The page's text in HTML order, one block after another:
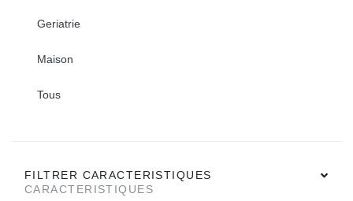
Geriatrie
Maison
Tous
FILTRER CARACTERISTIQUES
CARACTERISTIQUES